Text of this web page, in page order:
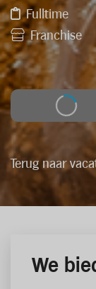
Fulltime
Franchise
Solliciteer
Terug naar
We